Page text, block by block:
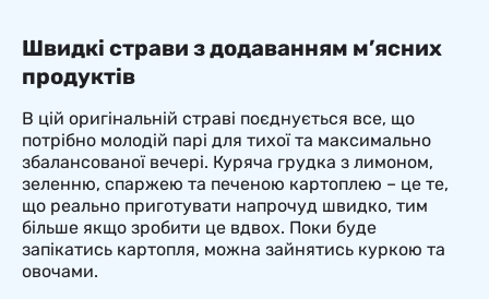
Швидкі страви з додаванням м’ясних
продуктів
В цій оригінальній страві поєднується все, що
потрібно молодій парі для тихої та максимально
збалансованої вечері. Куряча грудка з лимоном,
зеленню, спаржею та печеною картоплею – це те,
що реально приготувати напрочуд швидко, тим
більше якщо зробити це вдвох. Поки буде
запікатись картопля, можна зайнятись куркою та
овочами.